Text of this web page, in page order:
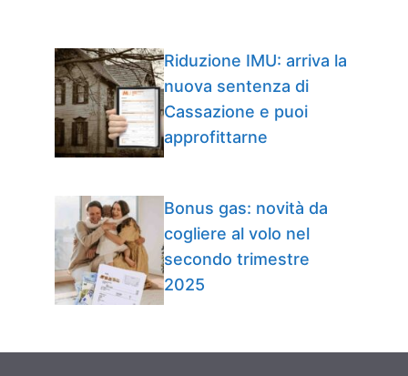
Riduzione IMU: arriva la
nuova sentenza di
Cassazione e puoi
approfittarne
Bonus gas: novità da
cogliere al volo nel
secondo trimestre
2025